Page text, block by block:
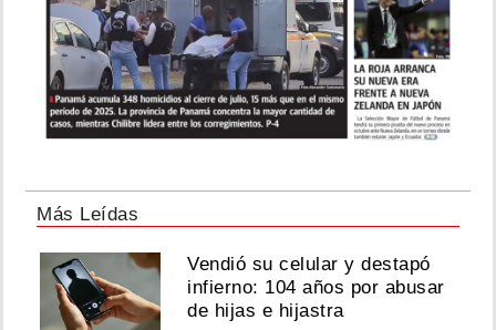
Más Leídas
Vendió su celular y destapó
infierno: 104 años por abusar
de hijas e hijastra